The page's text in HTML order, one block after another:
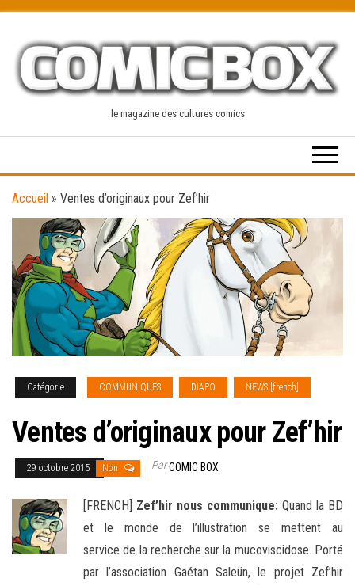
content
le magazine des cultures comics
Accueil » Ventes d’originaux pour Zef’hir
Catégorie COMMUNIQUES DIAPO NEWS [french]
Ventes d’originaux pour Zef’hir
29 octobre 2015 Non ParCOMIC BOX
[FRENCH] Zef’hir nous communique: Quand la BD
et le monde de l’illustration se mettent au
service de la recherche sur la mucoviscidose. Porté
par l’association Gaétan Saleün, le projet Zef’hir